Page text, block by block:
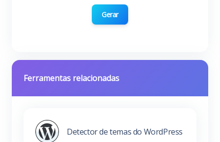
Gerar
Ferramentas relacionadas
Detector de temas do WordPress